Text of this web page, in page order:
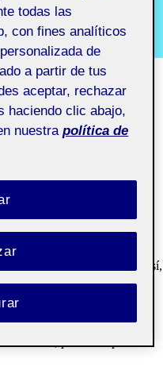
y privados de un
de la Universitat Oberta
actividades del aula entre sí,
entrada, puede ser por 3
todas las
con fines analíticos
de
a partir de tus
aceptar, rechazar
haciendo clic abajo,
nuestra política de